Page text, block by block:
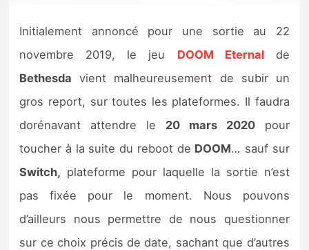
Tests de jeux
Tests d’accessoires
Autres tests
Previews
Précommandes
Précommandes jeux Switch 2
Initialement annoncé pour une sortie au 22
novembre 2019, le jeu DOOM Eternalde
Bethesda vient malheureusement de subir un
gros report, sur toutes les plateformes. Il faudra
dorénavant attendre le 20 mars 2020pour
toucher à la suite du reboot de DOOM… sauf sur
Switch, plateforme pour laquelle la sortie n’est
pas fixée pour le moment. Nous pouvons
d’ailleurs nous permettre de nous questionner
sur ce choix précis de date, sachant que d’autres